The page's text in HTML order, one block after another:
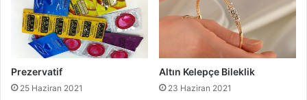
Prezervatif
25 Haziran 2021
Altın Kelepçe Bileklik
23 Haziran 2021